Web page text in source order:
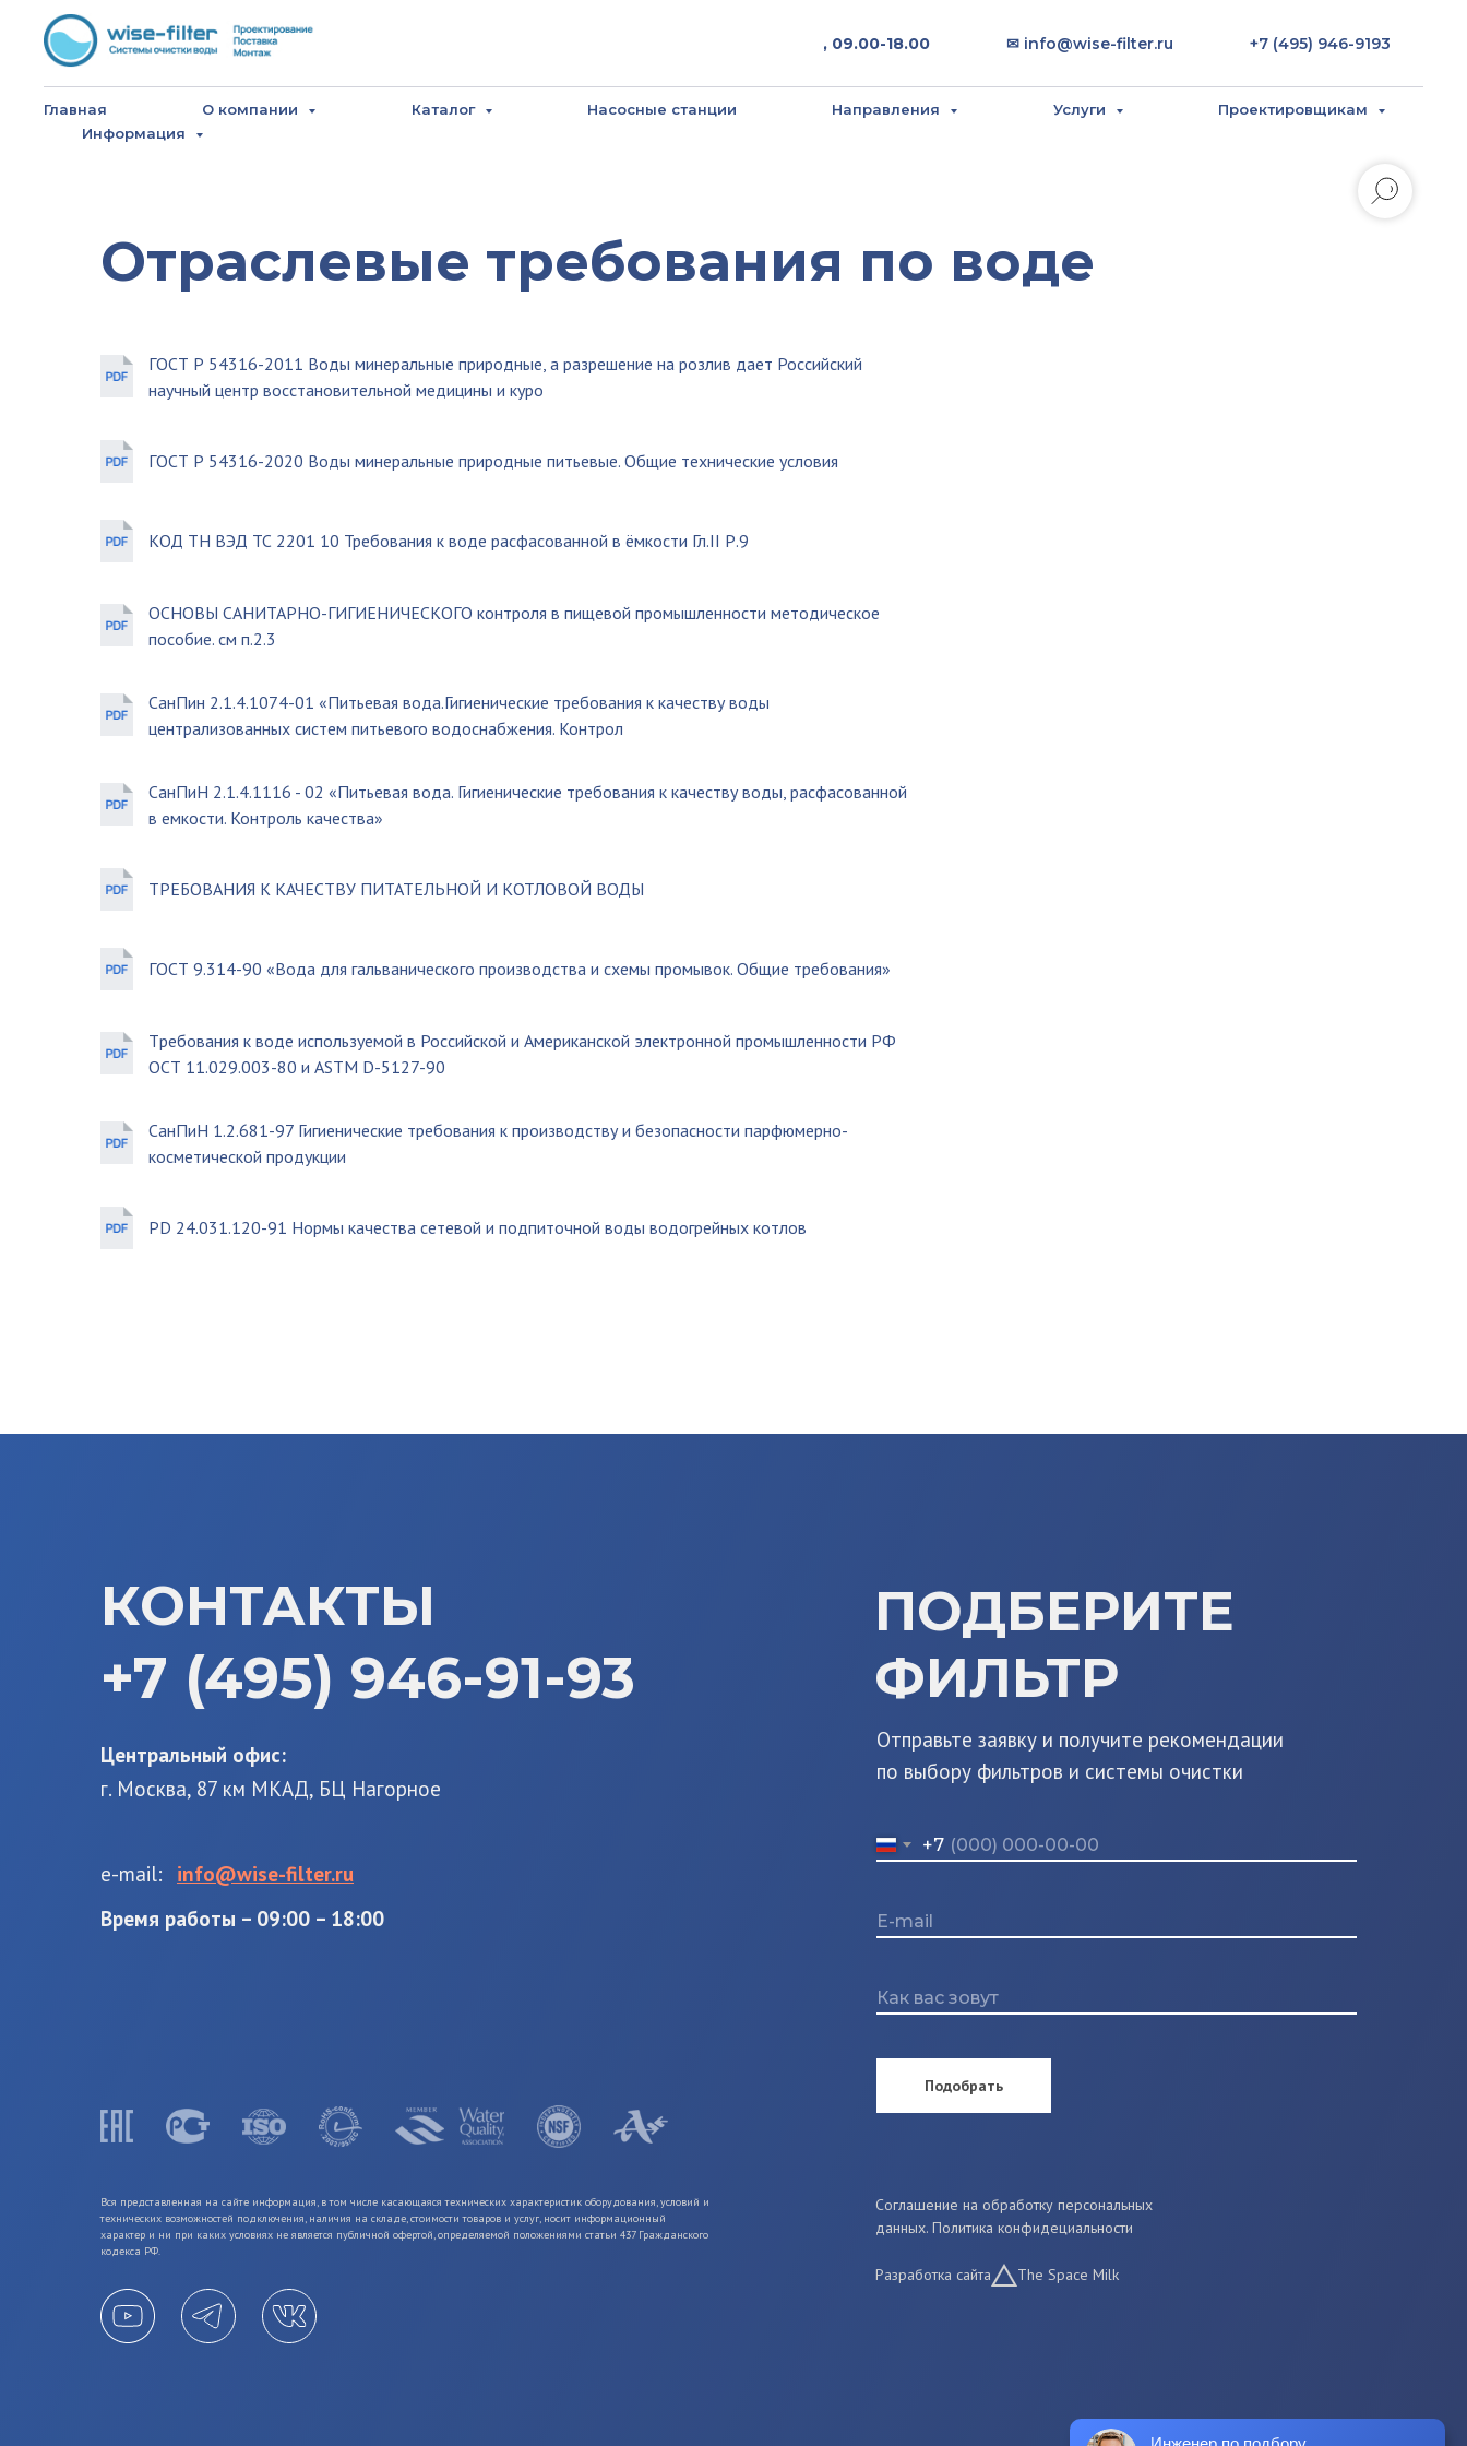
, 09.00-18.00 ✉ info@wise-filter.ru +7 (495) 946-9193
Главная О компании Каталог Насосные станции Направления Услуги
Проектировщикам
Информация
Отраслевые требования по воде
ГОСТ Р 54316-2011 Воды минеральные природные, а разрешение на розлив дает Российский
научный центр восстановительной медицины и куро
ГОСТ Р 54316-2020 Воды минеральные природные питьевые. Общие технические условия
КОД ТН ВЭД ТС 2201 10 Требования к воде расфасованной в ёмкости Гл.II Р.9
ОСНОВЫ САНИТАРНО-ГИГИЕНИЧЕСКОГО контроля в пищевой промышленности методическое
пособие. см п.2.3
СанПин 2.1.4.1074-01 «Питьевая вода.Гигиенические требования к качеству воды
централизованных систем питьевого водоснабжения. Контрол
СанПиН 2.1.4.1116 - 02 «Питьевая вода. Гигиенические требования к качеству воды, расфасованной
в емкости. Контроль качества»
ТРЕБОВАНИЯ К КАЧЕСТВУ ПИТАТЕЛЬНОЙ И КОТЛОВОЙ ВОДЫ
ГОСТ 9.314-90 «Вода для гальванического производства и схемы промывок. Общие требования»
Tребования к воде используемой в Российской и Американской электронной промышленности РФ
ОСТ 11.029.003-80 и ASTM D-5127-90
СанПиН 1.2.681-97 Гигиенические требования к производству и безопасности парфюмерно-
косметической продукции
PD 24.031.120-91 Нормы качества сетевой и подпиточной воды водогрейных котлов
Центральный офис:
КОНТАКТЫ
+7 (495) 946-91-93
ПОДБЕРИТЕ
ФИЛЬТР
Отправьте заявку и получите рекомендации
по выбору фильтров и системы очистки
+7
Подобрать
Соглашение на обработку персональных
данных. Политика конфидециальности
info@wise-filter.ru
e-mail:
Вся представленная на сайте информация, в том числе касающаяся технических характеристик оборудования, условий и
технических возможностей подключения, наличия на складе, стоимости товаров и услуг, носит информационный
характер и ни при каких условиях не является публичной офертой, определяемой положениями статьи 437 Гражданского
кодекса РФ.
Время работы – 09:00 – 18:00
г. Москва, 87 км МКАД, БЦ Нагорное
Разработка сайта The Space Milk